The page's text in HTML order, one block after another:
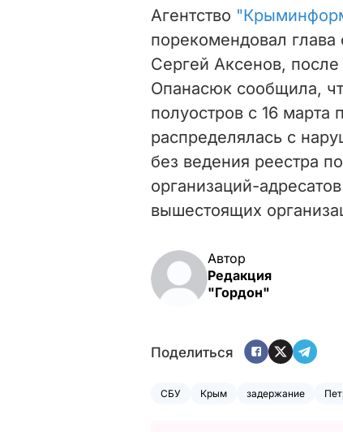
Агентство
порекомендовал
Сергей Аксенов, после
Опанасюк сообщила,
полуостров с 16
распределялась с
без ведения реестра
организаций-
вышестоящих
Автор
Редакция
"Гордон"
Поделиться
СБУ Крым задержание